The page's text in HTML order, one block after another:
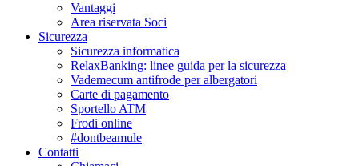
Vantaggi
Area riservata Soci
Sicurezza
Sicurezza informatica
RelaxBanking: linee guida per la sicurezza
Vademecum antifrode per albergatori
Carte di pagamento
Sportello ATM
Frodi online
#dontbeamule
Contatti